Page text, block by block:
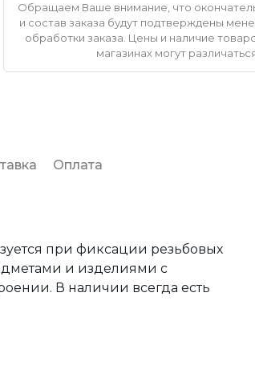
Обращаем Ваше внимание, что
и состав заказа будут подтверждены
обработки заказа. Цены и наличие
магазинах могут
Оплата
при фиксации резьбовых
и изделиями с
В наличии всегда есть